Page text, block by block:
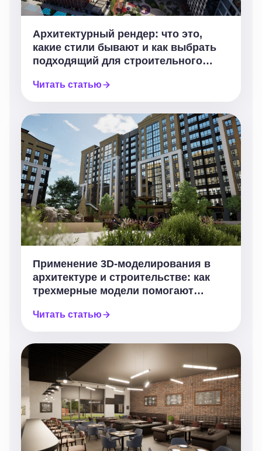
Архитектурный рендер: что это,
какие стили бывают и как выбрать
подходящий для строительного
Читать статью
Применение 3D-моделирования в
архитектуре и строительстве: как
трехмерные модели помогают
строить без лишних ошибок
Читать статью